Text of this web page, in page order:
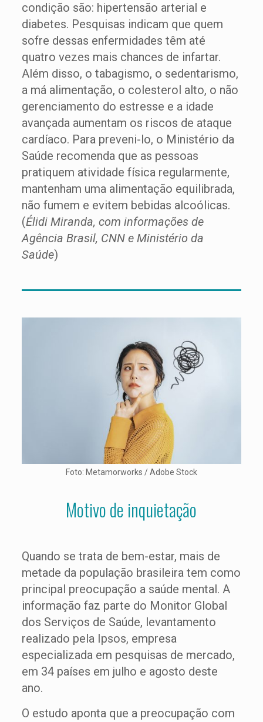
condição são: hipertensão arterial e
diabetes. Pesquisas indicam que quem
sofre dessas enfermidades têm até
quatro vezes mais chances de infartar.
Além disso, o tabagismo, o sedentarismo,
a má alimentação, o colesterol alto, o não
gerenciamento do estresse e a idade
avançada aumentam os riscos de ataque
cardíaco. Para preveni-lo, o Ministério da
Saúde recomenda que as pessoas
pratiquem atividade física regularmente,
mantenham uma alimentação equilibrada,
não fumem e evitem bebidas alcoólicas.
(Élidi Miranda, com informações de
Agência Brasil, CNN e Ministério da
Saúde)
Foto: Metamorworks / Adobe Stock
Motivo de inquietação
Quando se trata de bem-estar, mais de
metade da população brasileira tem como
principal preocupação a saúde mental. A
informação faz parte do Monitor Global
dos Serviços de Saúde, levantamento
realizado pela Ipsos, empresa
especializada em pesquisas de mercado,
em 34 países em julho e agosto deste
ano.
O estudo aponta que a preocupação com